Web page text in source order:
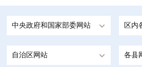
中央政府和国家部委网站 区内
自治区网站 各县